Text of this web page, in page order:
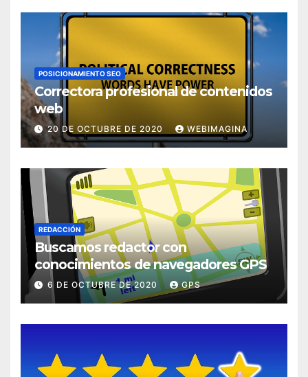
POSICIONAMIENTO SEO
Correctora profesional de contenidos
web
20 DE OCTUBRE DE 2020 WEBIMAGINA
REDACCIÓN
Buscamos redactor con
conocimientos de navegadores GPS
6 DE OCTUBRE DE 2020 GPS